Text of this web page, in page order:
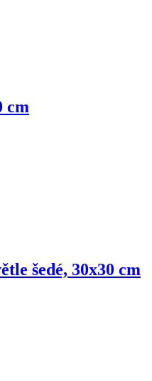
cm
šedé, 30x30 cm